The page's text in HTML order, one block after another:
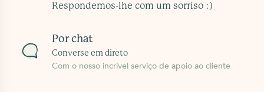
Respondemos-lhe com um sorriso :)
Por chat
Converse em direto
Com o nosso incrível serviço de apoio ao cliente